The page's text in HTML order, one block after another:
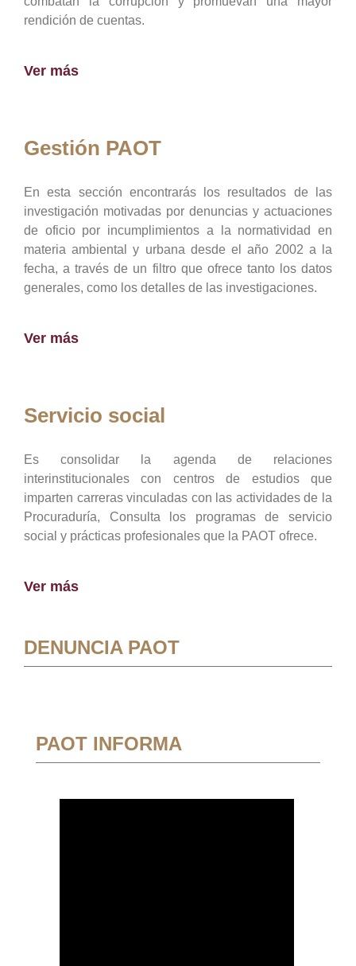
rendición de cuentas.
Ver más
Gestión PAOT
En esta sección encontrarás los resultados de las
investigación motivadas por denuncias y actuaciones
de oficio por incumplimientos a la normatividad en
materia ambiental y urbana desde el año 2002 a la
fecha, a través de un filtro que ofrece tanto los datos
generales, como los detalles de las investigaciones.
Ver más
Servicio social
Es consolidar la agenda de relaciones
interinstitucionales con centros de estudios que
imparten carreras vinculadas con las actividades de la
Procuraduría, Consulta los programas de servicio
social y prácticas profesionales que la PAOT ofrece.
Ver más
DENUNCIA PAOT
PAOT INFORMA